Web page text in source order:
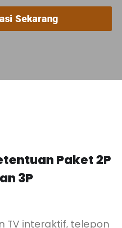
Sekarang
Paket 2P
3P
TV interaktif, telepon